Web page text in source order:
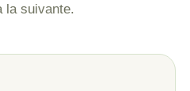
la suivante.